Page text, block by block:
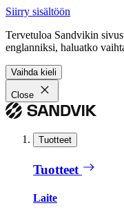
Siirry sisältöön
Tervetuloa Sandvikin
englanniksi, haluatko
Vaihda kieli
Close
Tuotteet
Tuotteet
Laite